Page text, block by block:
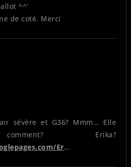
^^’
de coté. Merci
sévère et G36? Mmm… Elle
Erika?
Er…